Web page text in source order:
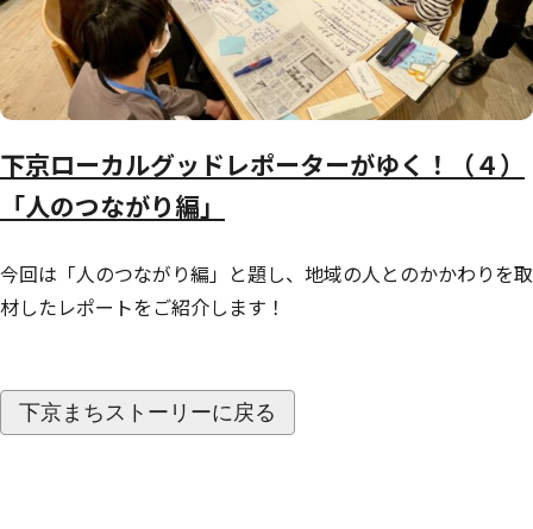
下京ローカルグッドレポーターがゆく！（４）
「人のつながり編」
今回は「人のつながり編」と題し、地域の人とのかかわりを取
材したレポートをご紹介します！
下京まちストーリーに戻る